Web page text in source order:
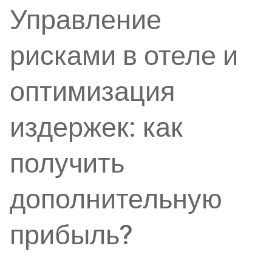
Управление
рисками в отеле и
оптимизация
издержек: как
получить
дополнительную
прибыль?